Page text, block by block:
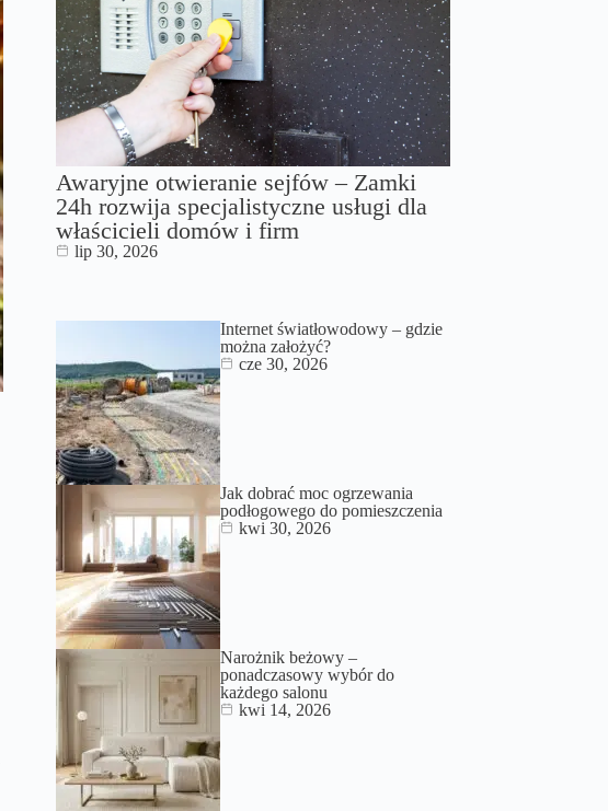
Awaryjne otwieranie sejfów – Zamki
24h rozwija specjalistyczne usługi dla
właścicieli domów i firm
lip 30, 2026
Internet światłowodowy – gdzie
można założyć?
cze 30, 2026
Jak dobrać moc ogrzewania
podłogowego do pomieszczenia
kwi 30, 2026
Narożnik beżowy –
ponadczasowy wybór do
każdego salonu
kwi 14, 2026